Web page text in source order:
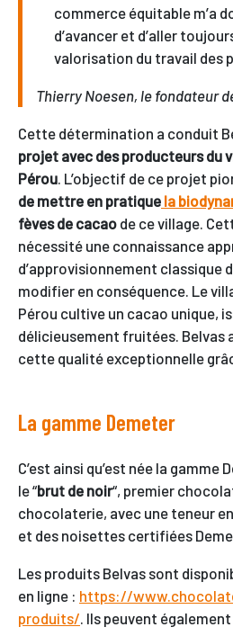
commerce équitable m’a
d’avancer et d’aller
valorisation du travail des
Thierry Noesen, le fondateur
Cette détermination a conduit
projet avec des producteurs du
Pérou. L’objectif de ce projet
de mettre en pratique la
fèves de cacao de ce village.
nécessité une connaissance
d’approvisionnement classique
modifier en conséquence. Le
Pérou cultive un cacao unique,
délicieusement fruitées. Belvas
cette qualité exceptionnelle
La gamme Demeter
C’est ainsi qu’est née la gamme
le “brut de noir“, premier
chocolaterie, avec une teneur
et des noisettes certifiées
Les produits Belvas sont
en ligne : https://
produits/. Ils peuvent